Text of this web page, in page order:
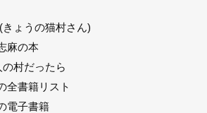
(きょうの猫村さん)
麻の本
村だったら
全書籍リスト
電子書籍